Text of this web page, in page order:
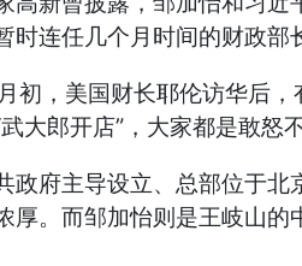
时连任几个月时间的财政部
初，美国财长耶伦访华后
大郎开店”，大家都是敢怒不
政府主导设立、总部位于
厚。而邹加怡则是王岐山